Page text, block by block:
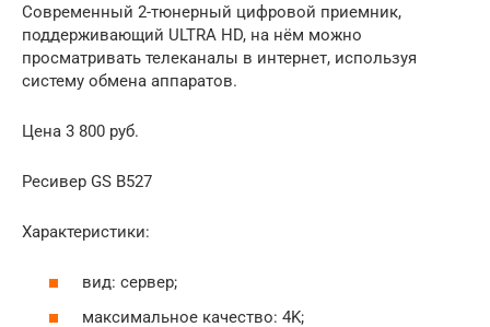
Современный 2-тюнерный цифровой приемник,
поддерживающий ULTRA HD, на нём можно
просматривать телеканалы в интернет, используя
систему обмена аппаратов.
Цена 3 800 руб.
Ресивер GS B527
Характеристики:
вид: сервер;
максимальное качество: 4K;